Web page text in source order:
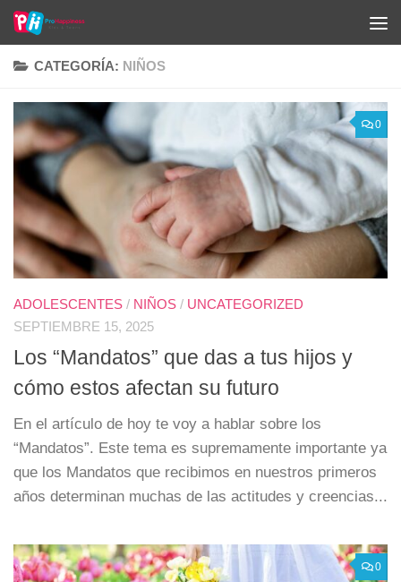
Saltar al contenido
CATEGORÍA: NIÑOS
0
ADOLESCENTES / NIÑOS / UNCATEGORIZED
SEPTIEMBRE 15, 2025
Los “Mandatos” que das a tus hijos y
cómo estos afectan su futuro
En el artículo de hoy te voy a hablar sobre los
“Mandatos”. Este tema es supremamente importante ya
que los Mandatos que recibimos en nuestros primeros
años determinan muchas de las actitudes y creencias...
0